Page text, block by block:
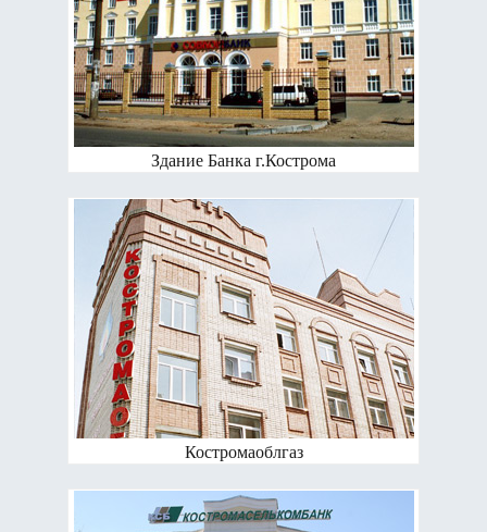
Здание Банка г.Кострома
Костромаоблгаз